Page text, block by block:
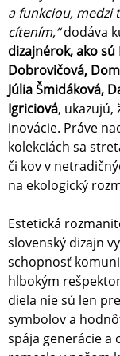
a funkciou, medzi
cítením,“dodáva
dizajnérok, ako sú
Dobrovičová,
Júlia Šmidáková,
Igriciová, ukazujú,
inovácie. Práve
kolekciách sa
či kov v
na ekologický
Estetická
slovenský dizajn
schopnosť
hlbokým
diela nie sú len
symbolov a
spája generácie